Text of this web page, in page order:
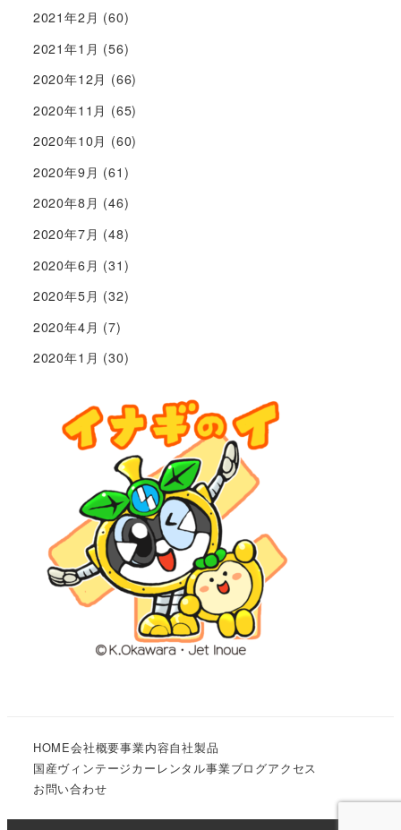
2021年2月 (60)
2021年1月 (56)
2020年12月 (66)
2020年11月 (65)
2020年10月 (60)
2020年9月 (61)
2020年8月 (46)
2020年7月 (48)
2020年6月 (31)
2020年5月 (32)
2020年4月 (7)
2020年1月 (30)
HOME会社概要事業内容自社製品
国産ヴィンテージカーレンタル事業ブログアクセス
お問い合わせ